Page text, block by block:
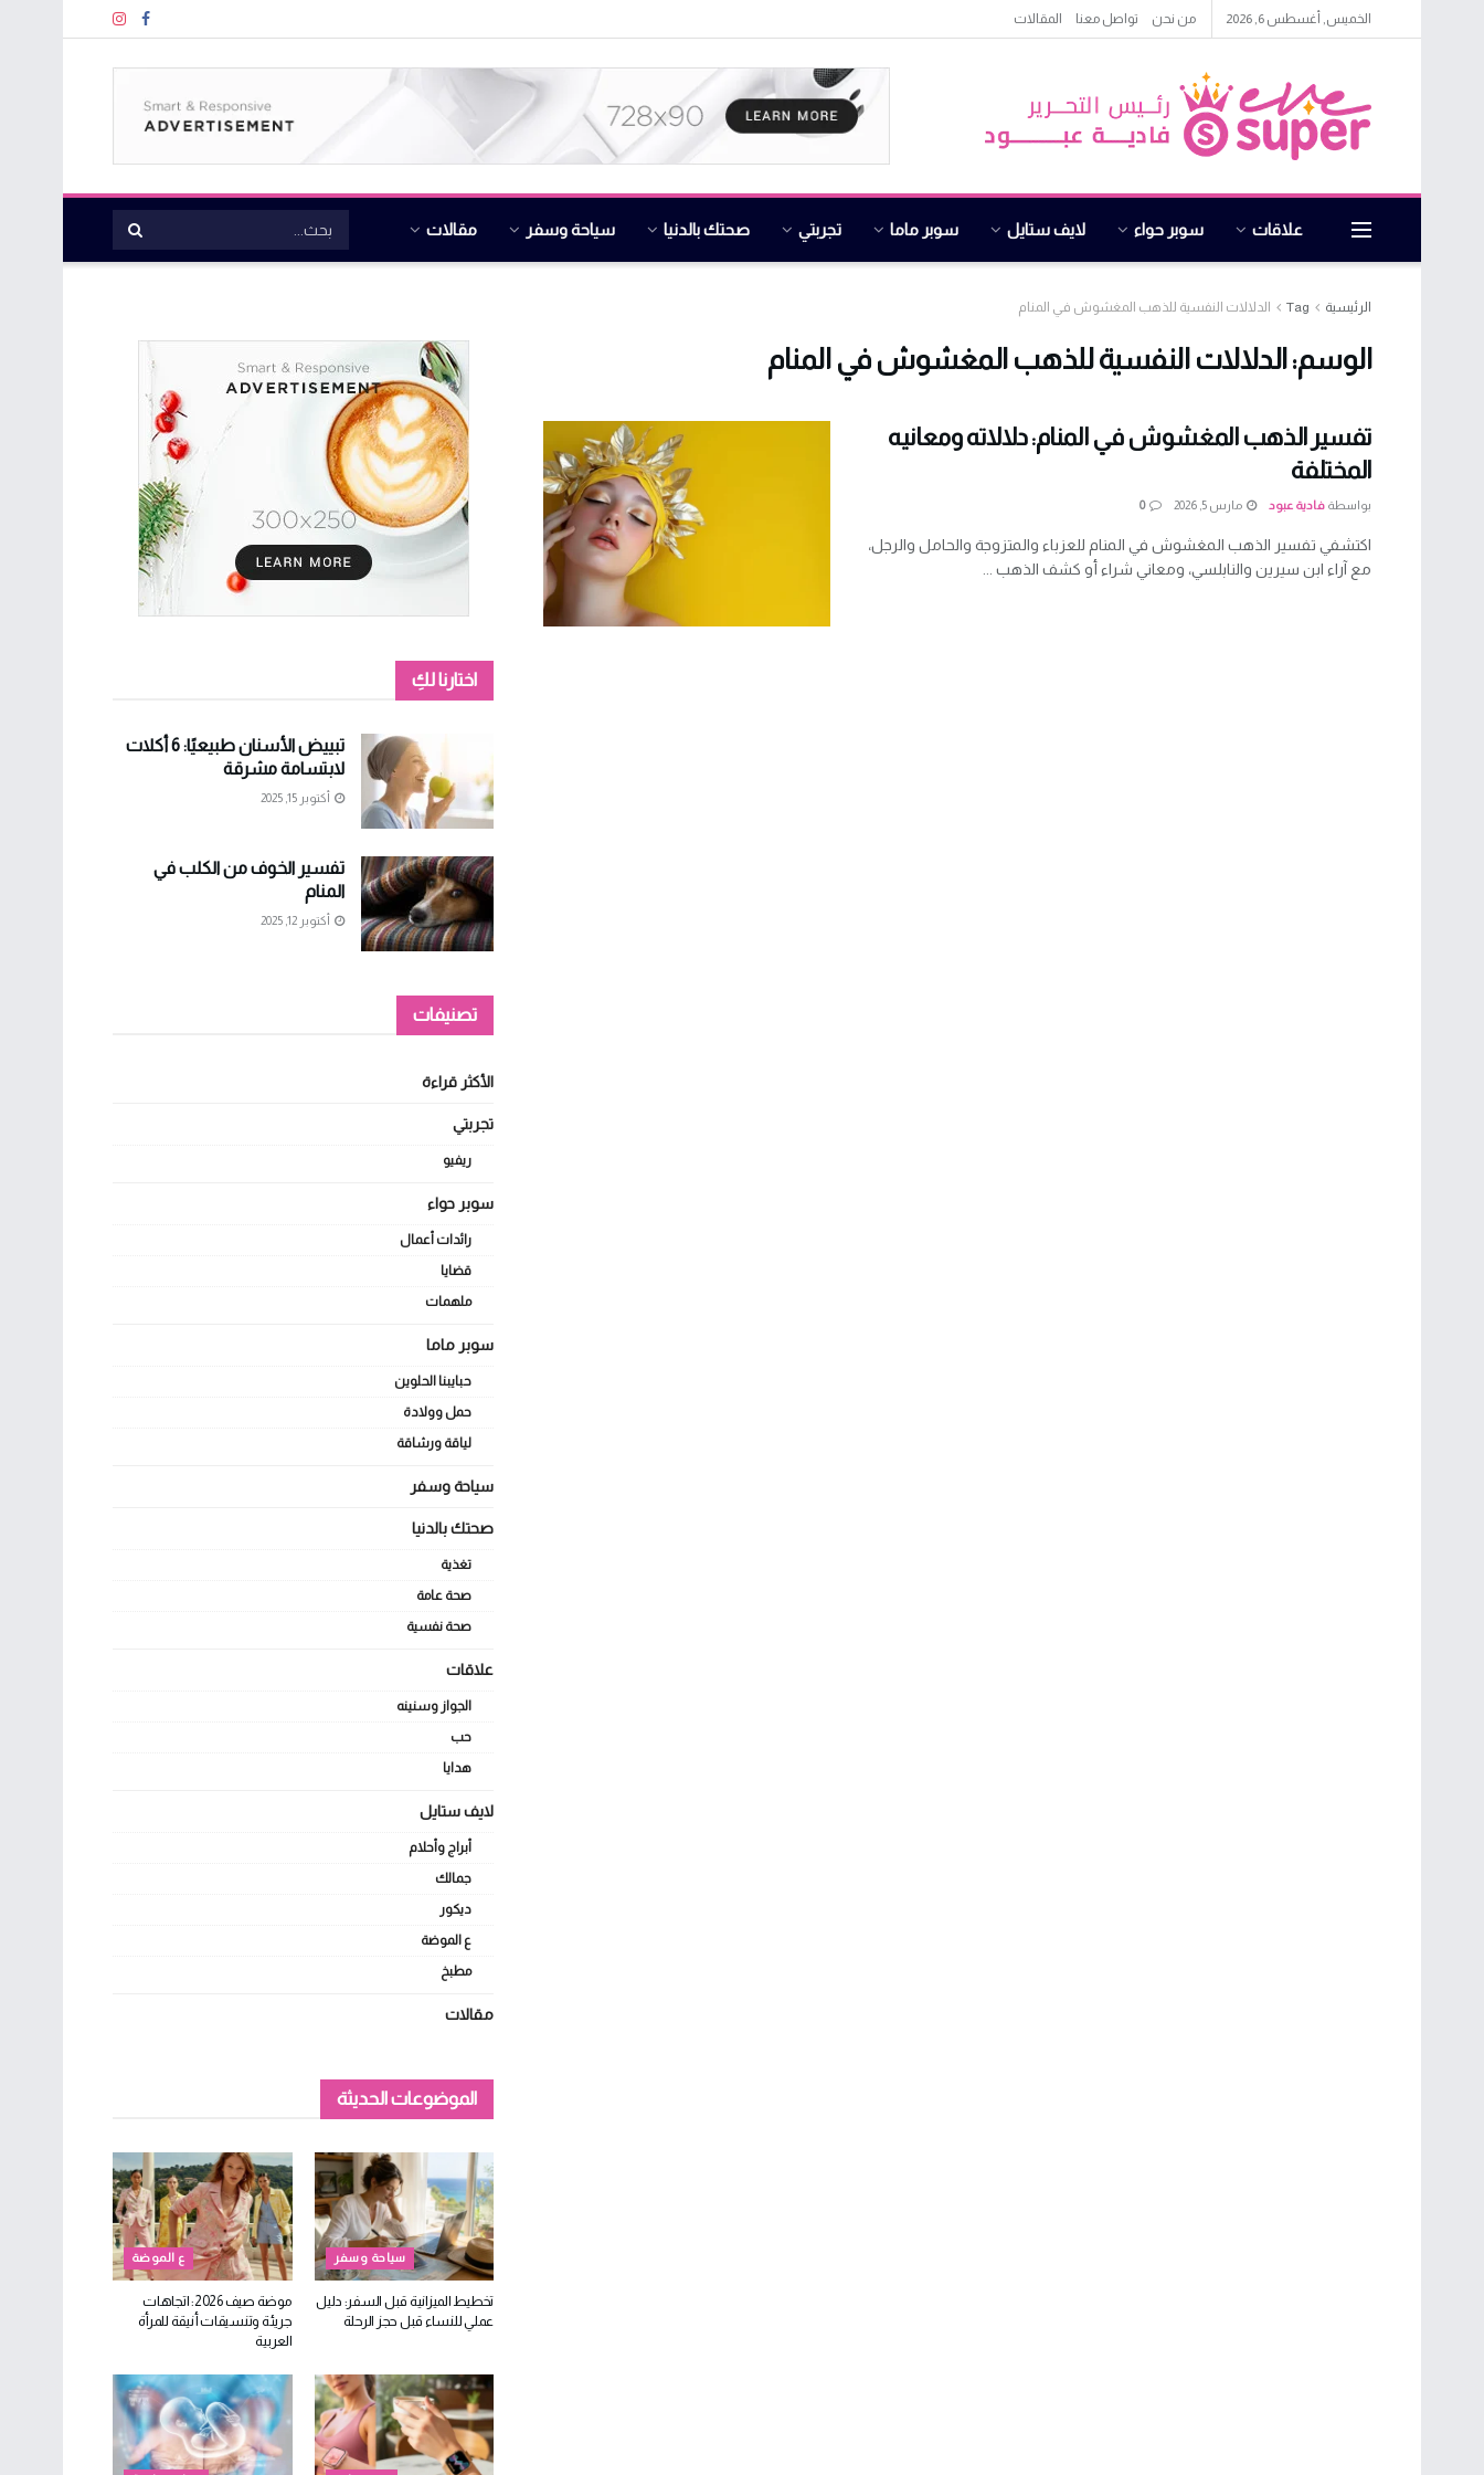
الخميس, أغسطس 6, 2026 من نحن تواصل معنا المقالات
علاقات سوبر حواء لايف ستايل سوبر ماما تجربتي صحتك بالدنيا سياحة وسفر مقالات
الرئيسية Tag الدلالات النفسية للذهب المغشوش في المنام
الوسم: الدلالات النفسية للذهب المغشوش في المنام
تفسير الذهب المغشوش في المنام: دلالاته ومعانيه
المختلفة
بواسطة فادية عبود مارس 5, 2026 0
اكتشفي تفسير الذهب المغشوش في المنام للعزباء والمتزوجة والحامل والرجل،
مع آراء ابن سيرين والنابلسي، ومعاني شراء أو كشف الذهب ...
اختارنا لكِ
تبييض الأسنان طبيعيًا: 6 أكلات
لابتسامة مشرقة
أكتوبر 15, 2025
تفسير الخوف من الكلب في
المنام
أكتوبر 12, 2025
تصنيفات
الأكثر قراءة
تجربتي
ريفيو
سوبر حواء
رائدات أعمال
قضايا
ملهمات
سوبر ماما
حبايبنا الحلوين
حمل وولادة
لياقة ورشاقة
سياحة وسفر
صحتك بالدنيا
تغذية
صحة عامة
صحة نفسية
علاقات
الجواز وسنينه
حب
هدايا
لايف ستايل
أبراج وأحلام
جمالك
ديكور
ع الموضة
مطبخ
مقالات
الموضوعات الحديثة
سياحة وسفر
تخطيط الميزانية قبل السفر: دليل
عملي للنساء قبل حجز الرحلة
ع الموضة
موضة صيف 2026: اتجاهات
جريئة وتنسيقات أنيقة للمرأة
العربية